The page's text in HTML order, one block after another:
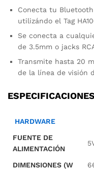
Conecta tu
utilizándo el Tag
Se conecta a
de 3.5mm o jacks
Transmite hasta 20
de la línea de visión
ESPECIFICACIONES
HARDWARE
FUENTE DE
ALIMENTACIÓN
DIMENSIONES (W